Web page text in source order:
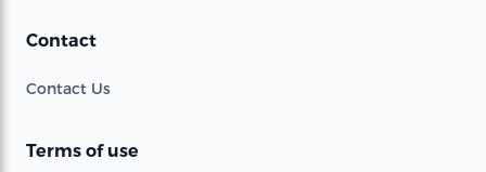
Contact
Contact Us
Terms of use